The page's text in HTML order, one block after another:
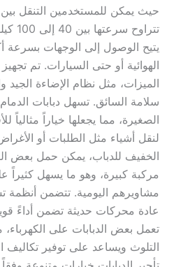
حيث يمكن للمستخدمين التنقل
يتيح الوصول إلى الوجهات بسرعة
الهوائية أو حتى السيارات. تم
الميزات، مثل نظام الإضاءة الجيد
سلامة السائق. تسهل دبابات
الصغيرة، مما يجعلها خياراً مثالياً
لنقل أشياء مثل الطلبات أو
الخفيف للدباب، يمكن حمل بعض
مركبة كبيرة، وهو ما يسهل كثيراً
مشاويرهم اليومية. تتضمن أنظمة
عادة محركات حديثة تضمن أداءً
تعمل بعض الدبابات على
التلوث ويساعد على توفير